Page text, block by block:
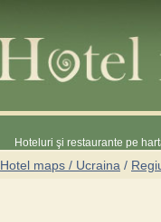
Hoteluri şi restaurante pe
Hotel maps / Ucraina /